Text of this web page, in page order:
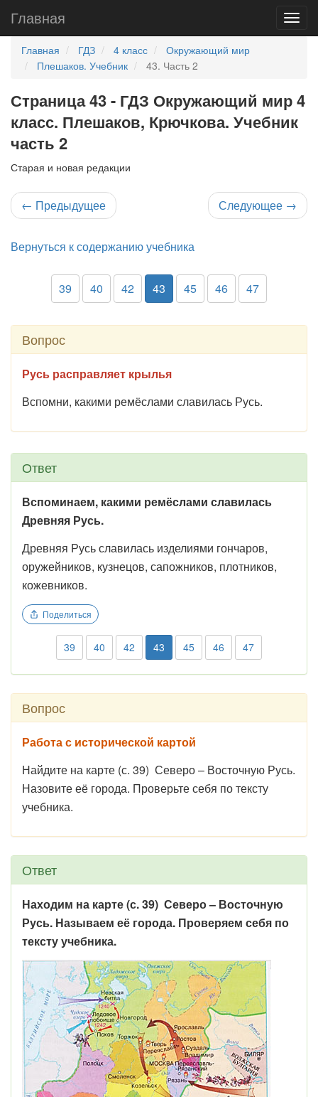
Главная
Главная ГДЗ 4 класс
Окружающий мир
Плешаков. Учебник
43. Часть 2
Страница 43 - ГДЗ Окружающий мир 4
класс. Плешаков, Крючкова. Учебник
часть 2
Старая и новая редакции
← Предыдущее Следующее →
Вернуться к содержанию учебника
39 40 42 43 45 46 47
Вопрос
Русь расправляет крылья
Вспомни, какими ремёслами славилась Русь.
Ответ
Вспоминаем, какими ремёслами славилась
Древняя Русь.
Древняя Русь славилась изделиями гончаров,
оружейников, кузнецов, сапожников, плотников,
кожевников.
Поделиться
39 40 42 43 45 46 47
Вопрос
Работа с исторической картой
Найдите на карте (с. 39) Северо – Восточную Русь.
Назовите её города. Проверьте себя по тексту
учебника.
Ответ
Находим на карте (с. 39) Северо – Восточную
Русь. Называем её города. Проверяем себя по
тексту учебника.